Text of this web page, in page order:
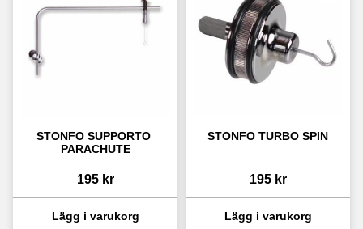
STONFO SUPPORTO
PARACHUTE
195kr
STONFO TURBO SPIN
195kr